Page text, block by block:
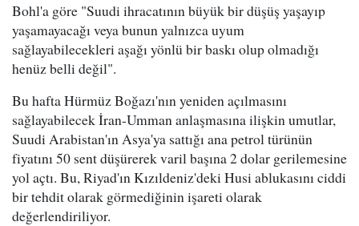
Bohl'a göre "Suudi ihracatının büyük bir düşüş yaşayıp
yaşamayacağı veya bunun yalnızca uyum
sağlayabilecekleri aşağı yönlü bir baskı olup olmadığı
henüz belli değil".
Bu hafta Hürmüz Boğazı'nın yeniden açılmasını
sağlayabilecek İran-Umman anlaşmasına ilişkin umutlar,
Suudi Arabistan'ın Asya'ya sattığı ana petrol türünün
fiyatını 50 sent düşürerek varil başına 2 dolar gerilemesine
yol açtı. Bu, Riyad'ın Kızıldeniz'deki Husi ablukasını ciddi
bir tehdit olarak görmediğinin işareti olarak
değerlendiriliyor.